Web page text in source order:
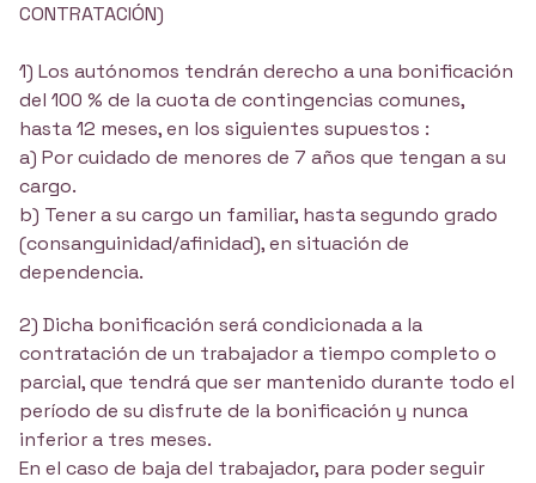
CONTRATACIÓN)
1) Los autónomos tendrán derecho a una bonificación
del 100 % de la cuota de contingencias comunes,
hasta 12 meses, en los siguientes supuestos :
a) Por cuidado de menores de 7 años que tengan a su
cargo.
b) Tener a su cargo un familiar, hasta segundo grado
(consanguinidad/afinidad), en situación de
dependencia.
2) Dicha bonificación será condicionada a la
contratación de un trabajador a tiempo completo o
parcial, que tendrá que ser mantenido durante todo el
período de su disfrute de la bonificación y nunca
inferior a tres meses.
En el caso de baja del trabajador, para poder seguir